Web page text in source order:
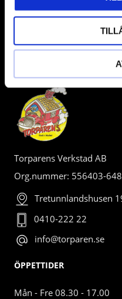
Torparens Verkstad AB
Org.nummer: 556403-
Tretunnlandshusen
0410-222 22
info@torparen.se
ÖPPETTIDER
Mån - Fre 08.30 - 17.00